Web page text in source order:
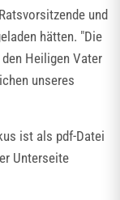
und
hätten. "Die
Heiligen Vater
unseres
ist als pdf-Datei
Unterseite